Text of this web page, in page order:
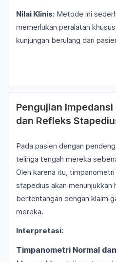
Nilai Klinis: Metode ini
memerlukan peralatan
kunjungan berulang dari
Pengujian
dan Refleks
Pada pasien dengan
telinga tengah mereka
Oleh karena itu,
stapedius akan menunjukkan
bertentangan dengan klaim
mereka.
Interpretasi:
Timpanometri Normal